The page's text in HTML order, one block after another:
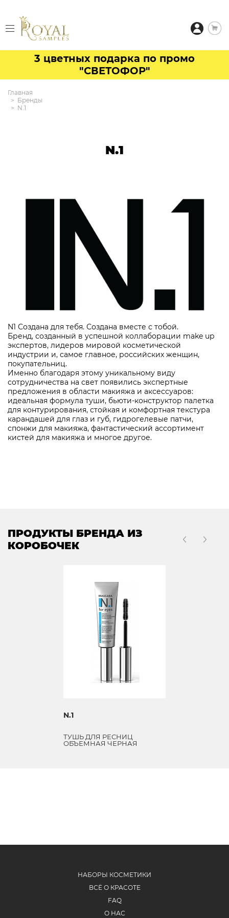
3 цветных подарка по промо
"СВЕТОФОР"
Главная
Бренды
N.1
N.1
N1 Создана для тебя. Создана вместе с тобой.
Бренд, созданный в успешной коллаборации make up
экспертов, лидеров мировой косметической
индустрии и, самое главное, российских женщин,
покупательниц.
Именно благодаря этому уникальному виду
сотрудничества на свет появились экспертные
предложения в области макияжа и аксессуаров:
идеальная формула туши, бьюти-конструктор палетка
для контурирования, стойкая и комфортная текстура
карандашей для глаз и губ, гидрогелевые патчи,
спонжи для макияжа, фантастический ассортимент
кистей для макияжа и многое другое.
ПРОДУКТЫ БРЕНДА ИЗ
КОРОБОЧЕК
N.1
ТУШЬ ДЛЯ РЕСНИЦ
ОБЪЕМНАЯ ЧЕРНАЯ
НАБОРЫ КОСМЕТИКИ
ВСЁ О КРАСОТЕ
FAQ
О НАС